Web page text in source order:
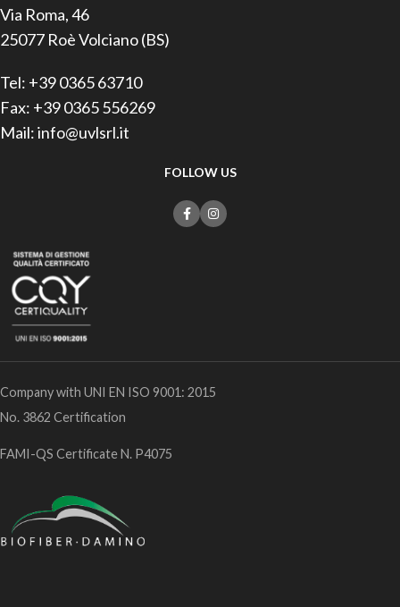
Via Roma, 46
25077 Roè Volciano (BS)
Tel: +39 0365 63710
Fax: +39 0365 556269
Mail: info@uvlsrl.it
FOLLOW US
Company with UNI EN ISO 9001: 2015
No. 3862 Certification
FAMI-QS Certificate N. P4075